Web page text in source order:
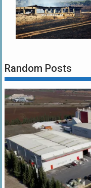
Random Posts